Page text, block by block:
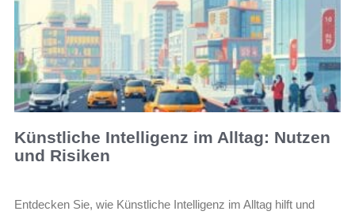
Künstliche Intelligenz im Alltag: Nutzen
und Risiken
Entdecken Sie, wie Künstliche Intelligenz im Alltag hilft und